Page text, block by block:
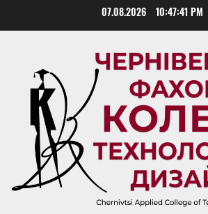
07.08.2026 10:47:42 PM